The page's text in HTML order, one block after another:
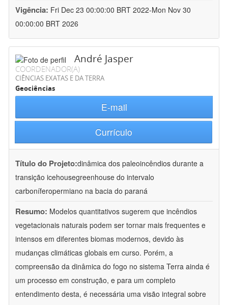
Vigência: Fri Dec 23 00:00:00 BRT 2022-Mon Nov 30
00:00:00 BRT 2026
André Jasper
COORDENADOR(A)
CIÊNCIAS EXATAS E DA TERRA
Geociências
E-mail
Currículo
Título do Projeto:dinâmica dos paleoincêndios durante a
transição icehousegreenhouse do intervalo
carboníferopermiano na bacia do paraná
Resumo: Modelos quantitativos sugerem que incêndios
vegetacionais naturais podem ser tornar mais frequentes e
intensos em diferentes biomas modernos, devido às
mudanças climáticas globais em curso. Porém, a
compreensão da dinâmica do fogo no sistema Terra ainda é
um processo em construção, e para um completo
entendimento desta, é necessária uma visão integral sobre